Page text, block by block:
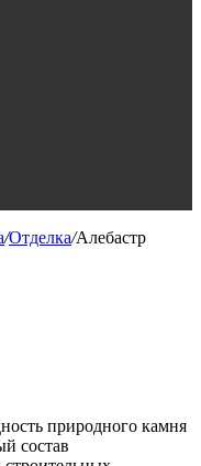
/Отделка/Алебастр
природного камня
состав